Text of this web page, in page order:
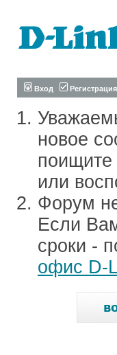
Вход Регистрация
новое
или
Форум
Если
сроки -
офис D-